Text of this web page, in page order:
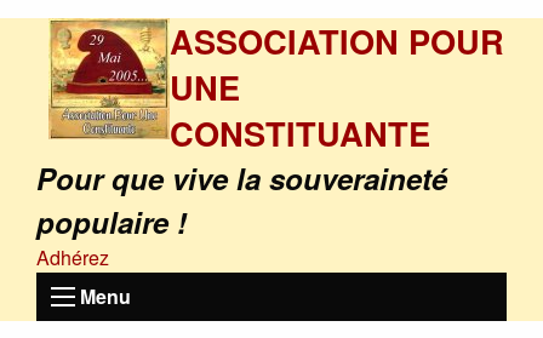
ASSOCIATION POUR
UNE
CONSTITUANTE
Pour que vive la souveraineté
populaire !
Adhérez
Menu